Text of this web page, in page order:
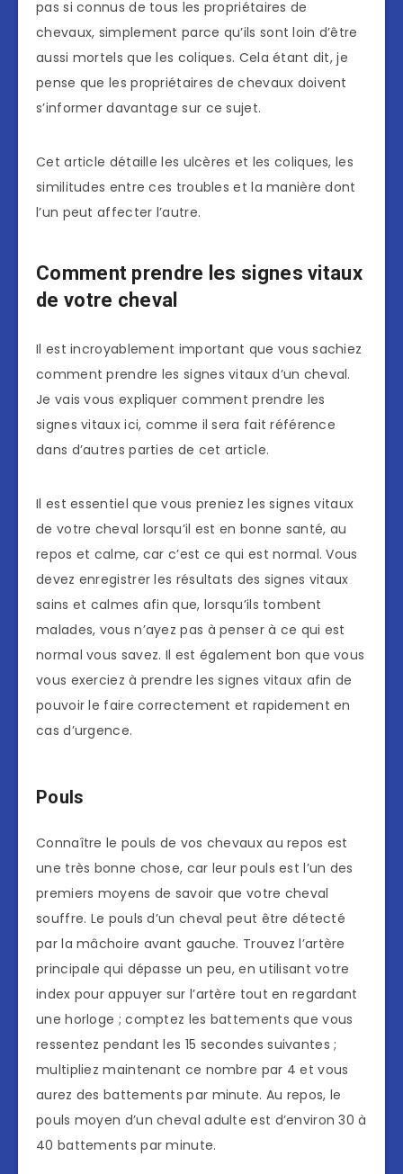
pas si connus de tous les propriétaires de
chevaux, simplement parce qu’ils sont loin d’être
aussi mortels que les coliques. Cela étant dit, je
pense que les propriétaires de chevaux doivent
s’informer davantage sur ce sujet.
Cet article détaille les ulcères et les coliques, les
similitudes entre ces troubles et la manière dont
l’un peut affecter l’autre.
Comment prendre les signes vitaux
de votre cheval
Il est incroyablement important que vous sachiez
comment prendre les signes vitaux d’un cheval.
Je vais vous expliquer comment prendre les
signes vitaux ici, comme il sera fait référence
dans d’autres parties de cet article.
Il est essentiel que vous preniez les signes vitaux
de votre cheval lorsqu’il est en bonne santé, au
repos et calme, car c’est ce qui est normal. Vous
devez enregistrer les résultats des signes vitaux
sains et calmes afin que, lorsqu’ils tombent
malades, vous n’ayez pas à penser à ce qui est
normal vous savez. Il est également bon que vous
vous exerciez à prendre les signes vitaux afin de
pouvoir le faire correctement et rapidement en
cas d’urgence.
Pouls
Connaître le pouls de vos chevaux au repos est
une très bonne chose, car leur pouls est l’un des
premiers moyens de savoir que votre cheval
souffre. Le pouls d’un cheval peut être détecté
par la mâchoire avant gauche. Trouvez l’artère
principale qui dépasse un peu, en utilisant votre
index pour appuyer sur l’artère tout en regardant
une horloge ; comptez les battements que vous
ressentez pendant les 15 secondes suivantes ;
multipliez maintenant ce nombre par 4 et vous
aurez des battements par minute. Au repos, le
pouls moyen d’un cheval adulte est d’environ 30 à
40 battements par minute.